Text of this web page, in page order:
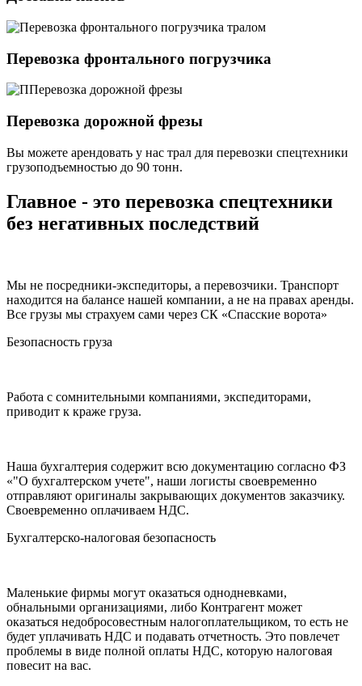
Перевозка фронтального погрузчика
Перевозка дорожной фрезы
Вы можете арендовать у нас трал для перевозки спецтехники
грузоподъемностью до 90 тонн.
Главное - это перевозка спецтехники
без негативных последствий
Мы не посредники-экспедиторы, а перевозчики. Транспорт
находится на балансе нашей компании, а не на правах аренды.
Все грузы мы страхуем сами через СК «Спасские ворота»
Безопасность груза
Работа с сомнительными компаниями, экспедиторами,
приводит к краже груза.
Наша бухгалтерия содержит всю документацию согласно ФЗ
«"О бухгалтерском учете", наши логисты своевременно
отправляют оригиналы закрывающих документов заказчику.
Своевременно оплачиваем НДС.
Бухгалтерско-налоговая безопасность
Маленькие фирмы могут оказаться однодневками,
обнальными организациями, либо Контрагент может
оказаться недобросовестным налогоплательщиком, то есть не
будет уплачивать НДС и подавать отчетность. Это повлечет
проблемы в виде полной оплаты НДС, которую налоговая
повесит на вас.